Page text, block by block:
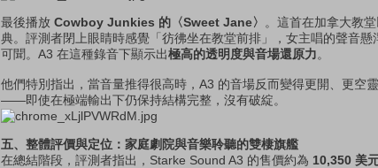
最後播放 Cowboy Junkies 的〈Sweet Jane〉
。這首在加拿大教
典。評測者閉上眼睛時感覺「彷彿坐在教堂前排」，女主唱的聲音
可聞。A3 在這種錄音下顯示出極高的透明度與音場還原力。
他們特別指出，當音量推得很高時，A3 的音場反而變得更開、更空
——即使在極端輸出下仍保持結構完整，沒有破綻。
五、整體評價與定位：家庭劇院與音樂聆聽的雙棲旗艦
在總結階段，評測者指出，Starke Sound A3 的售價約為 10,350 美